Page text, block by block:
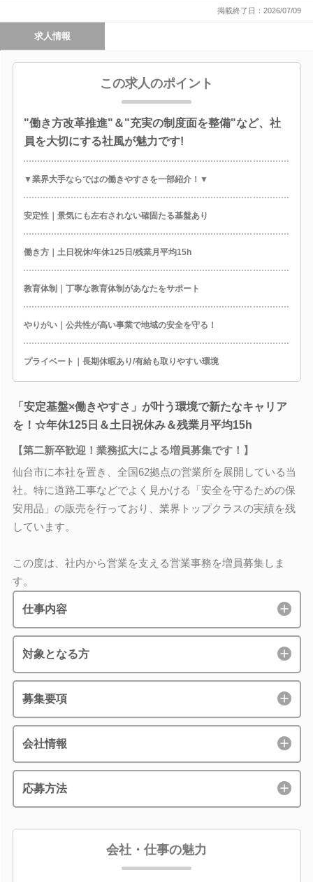
掲載終了日：2026/07/09
求人情報
この求人のポイント
"働き方改革推進"＆"充実の制度面を整備"など、社
員を大切にする社風が魅力です!
▼業界大手ならではの働きやすさを一部紹介！▼
安定性｜景気にも左右されない確固たる基盤あり
働き方｜土日祝休/年休125日/残業月平均15h
教育体制｜丁寧な教育体制があなたをサポート
やりがい｜公共性が高い事業で地域の安全を守る！
プライベート｜長期休暇あり/有給も取りやすい環境
「安定基盤×働きやすさ」が叶う環境で新たなキャリア
を！☆年休125日＆土日祝休み＆残業月平均15h
【第二新卒歓迎！業務拡大による増員募集です！】
仙台市に本社を置き、全国62拠点の営業所を展開している当
社。特に道路工事などでよく見かける「安全を守るための保
安用品」の販売を行っており、業界トップクラスの実績を残
しています。
この度は、社内から営業を支える営業事務を増員募集しま
す。
仕事内容
対象となる方
募集要項
会社情報
応募方法
会社・仕事の魅力